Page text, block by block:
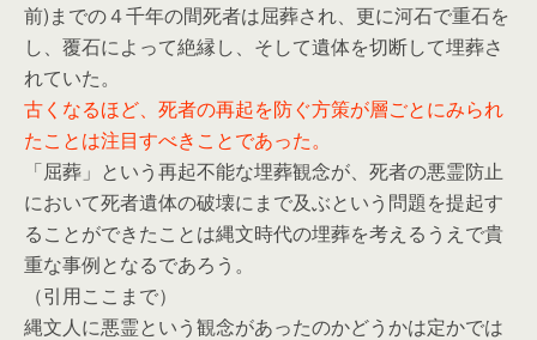
前)までの４千年の間死者は屈葬され、更に河石で重石を
し、覆石によって絶縁し、そして遺体を切断して埋葬さ
れていた。
古くなるほど、死者の再起を防ぐ方策が層ごとにみられ
たことは注目すべきことであった。
「屈葬」という再起不能な埋葬観念が、死者の悪霊防止
において死者遺体の破壊にまで及ぶという問題を提起す
ることができたことは縄文時代の埋葬を考えるうえで貴
重な事例となるであろう。
（引用ここまで）
縄文人に悪霊という観念があったのかどうかは定かでは